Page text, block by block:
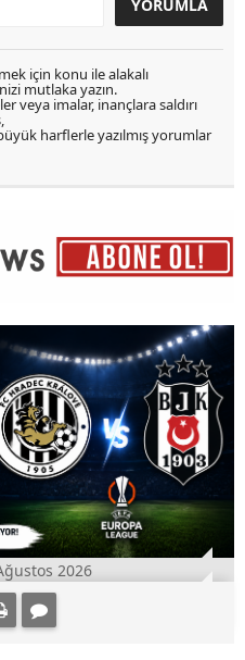
için konu ile alakalı
mutlaka yazın.
veya imalar, inançlara saldırı
harflerle yazılmış yorumlar
2026